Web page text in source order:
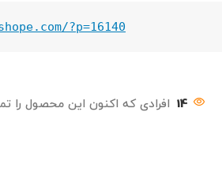
?p=16140
14 افرادی که اکنون این محصول را